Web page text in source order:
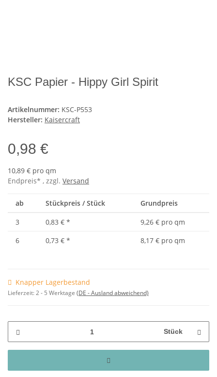
KSC Papier - Hippy Girl Spirit
Artikelnummer: KSC-P553
Hersteller: Kaisercraft
0,98 €
10,89 € pro qm
Endpreis* , zzgl. Versand
ab Stückpreis / Stück Grundpreis
3 0,83 € *
9,26 € pro qm
6
0,73 € * 8,17 € pro qm
Knapper Lagerbestand
Lieferzeit:2 - 5 Werktage (DE - Ausland abweichend)
Stück